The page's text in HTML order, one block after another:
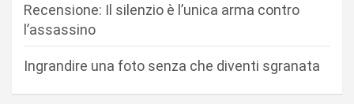
Recensione: Il silenzio è l’unica arma contro
l’assassino
Ingrandire una foto senza che diventi sgranata